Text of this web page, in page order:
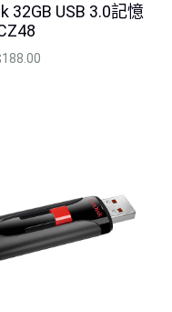
32GB USB 3.0記憶